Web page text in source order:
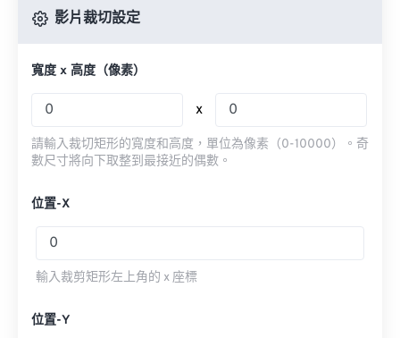
影片裁切設定
寬度 x 高度（像素）
x
請輸入裁切矩形的寬度和高度，單位為像素（0-10000）。奇
數尺寸將向下取整到最接近的偶數。
位置-X
輸入裁剪矩形左上角的 x 座標
位置-Y